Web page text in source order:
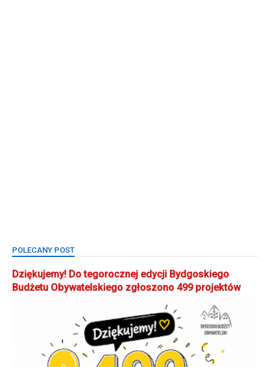
POLECANY POST
Dziękujemy! Do tegorocznej edycji Bydgoskiego
Budżetu Obywatelskiego zgłoszono 499 projektów